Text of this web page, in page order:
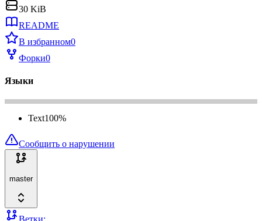
30 KiB
README
В избранном0
Форки0
Языки
Text100%
Сообщить о нарушении
master